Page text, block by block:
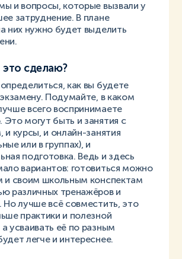
и вопросы, которые вызвали у
затруднение. В плане
них нужно будет выделить
это сделаю?
как вы будете
экзамену. Подумайте, в каком
всего воспринимаете
могут быть и занятия с
и курсы, и онлайн-занятия
или в группах), и
подготовка. Ведь и здесь
вариантов: готовиться можно
и своим школьным конспектам
различных тренажёров и
Но лучше всё совместить, это
практики и полезной
усваивать её по разным
легче и интереснее.